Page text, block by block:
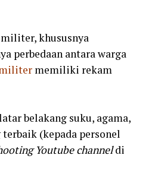
khususnya
perbedaan antara warga
memiliki rekam
belakang suku, agama,
(kepada personel
Youtube channeldi